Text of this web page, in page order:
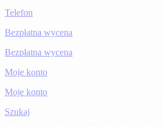
Telefon
Bezpłatna wycena
Bezpłatna wycena
Moje konto
Moje konto
Szukaj